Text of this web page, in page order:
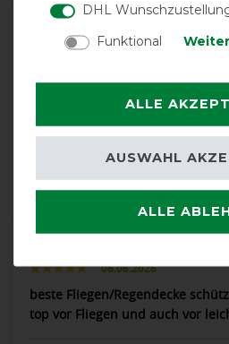
product
calculated from 14
Positive
92.86%
7.14%
Negative
0%
06.06.2026
beste Fliegen/Regendecke
top vor Fliegen und auch vor
DHL
Funktional
ALLE
ALLE
AUSWAHL